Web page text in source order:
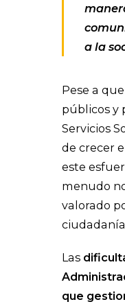
a la
Pese a
públicos y
Servicios
de crecer
este
menudo
valorado
Las
que